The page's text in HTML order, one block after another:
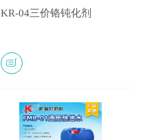
KR-04三价铬钝化剂